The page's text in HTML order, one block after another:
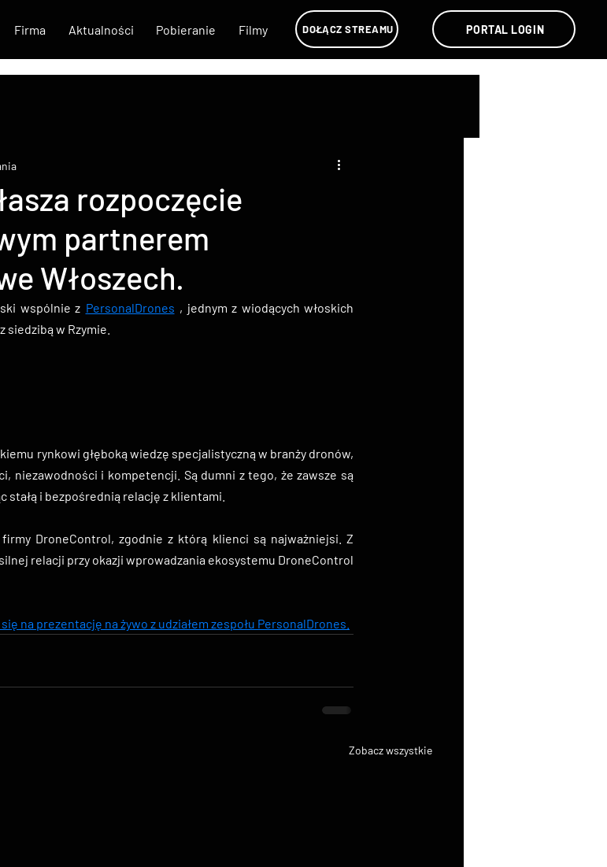
Firma Aktualności Pobieranie Filmy DOŁĄCZ STREAMU PORTAL LOGIN
rozpoczęcie
partnerem
Włoszech.
wspólnie z PersonalDrones , jednym z wiodących włoskich
w Rzymie.
rynkowi głęboką wiedzę specjalistyczną w branży dronów,
niezawodności i kompetencji. Są dumni z tego, że zawsze są
i bezpośrednią relację z klientami.
DroneControl, zgodnie z którą klienci są najważniejsi. Z
relacji przy okazji wprowadzania ekosystemu DroneControl
na prezentację na żywo z udziałem zespołu PersonalDrones.
Zobacz wszystkie